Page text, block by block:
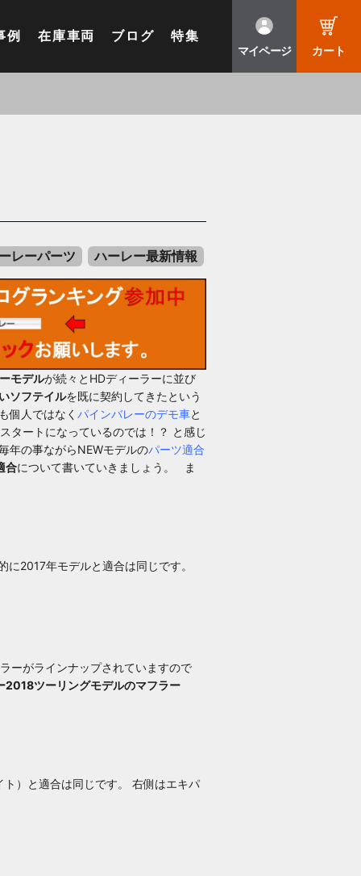
例 在庫車両 ブログ 特集
マイページ カート
レーパーツ ハーレー最新情報
モデルが続々とHDディーラーに並び
ソフテイルを既に契約してきたという
個人ではなく パインバレーのデモ車と
タートになっているのでは！？ と感じ
年の事ながらNEWモデルのパーツ適合
合について書いていきましょう。 ま
に2017年モデルと適合は同じです。
ーがラインナップされていますので
2018ツーリングモデルのマフラー
）と適合は同じです。 右側はエキパ